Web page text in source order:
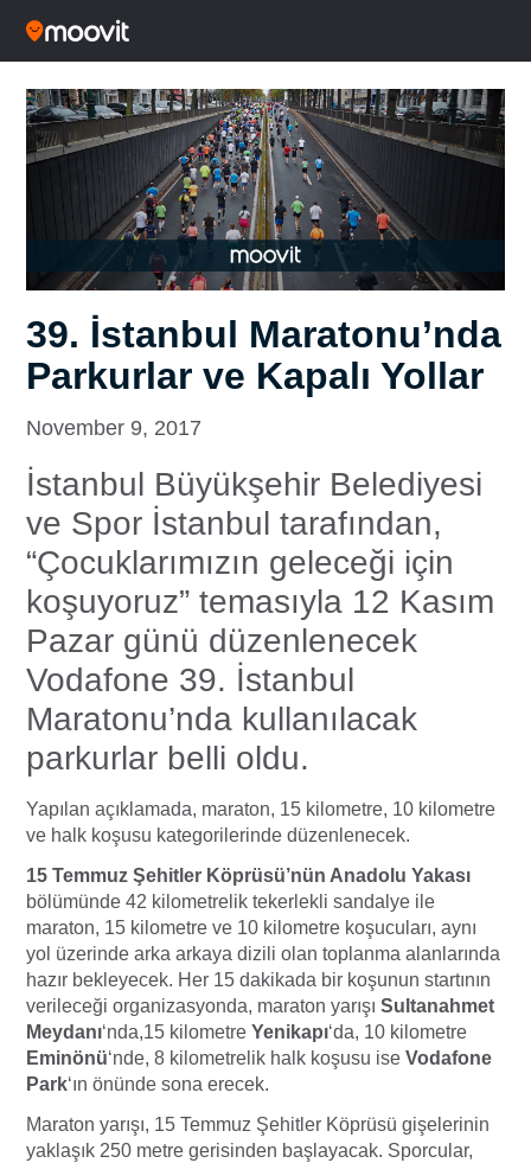
39. İstanbul Maratonu’nda
Parkurlar ve Kapalı Yollar
November 9, 2017
İstanbul Büyükşehir Belediyesi
ve Spor İstanbul tarafından,
“Çocuklarımızın geleceği için
koşuyoruz” temasıyla 12 Kasım
Pazar günü düzenlenecek
Vodafone 39. İstanbul
Maratonu’nda kullanılacak
parkurlar belli oldu.
Yapılan açıklamada, maraton, 15 kilometre, 10 kilometre
ve halk koşusu kategorilerinde düzenlenecek.
15 Temmuz Şehitler Köprüsü’nün Anadolu Yakası
bölümünde 42 kilometrelik tekerlekli sandalye ile
maraton, 15 kilometre ve 10 kilometre koşucuları, aynı
yol üzerinde arka arkaya dizili olan toplanma alanlarında
hazır bekleyecek. Her 15 dakikada bir koşunun startının
verileceği organizasyonda, maraton yarışı Sultanahmet
Meydanı‘nda,15 kilometre Yenikapı‘da, 10 kilometre
Eminönü‘nde, 8 kilometrelik halk koşusu ise Vodafone
Park‘ın önünde sona erecek.
Maraton yarışı, 15 Temmuz Şehitler Köprüsü gişelerinin
yaklaşık 250 metre gerisinden başlayacak. Sporcular,